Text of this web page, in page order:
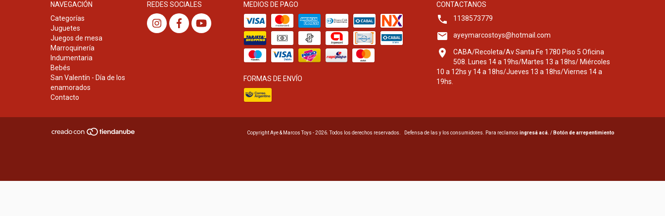
NAVEGACIÓN
Categorías
Juguetes
Juegos de mesa
Marroquinería
Indumentaria
Bebés
San Valentín - Día de los
enamorados
Contacto
REDES SOCIALES MEDIOS DE PAGO
FORMAS DE ENVÍO
CONTACTANOS
1138573779
ayeymarcostoys@hotmail.com
CABA/Recoleta/Av Santa Fe 1780 Piso 5 Oficina
508. Lunes 14 a 19hs/Martes 13 a 18hs/ Miércoles
10 a 12hs y 14 a 18hs/Jueves 13 a 18hs/Viernes 14 a
19hs.
Copyright Aye & Marcos Toys - 2026. Todos los derechos reservados. Defensa de las y los consumidores. Para reclamos ingresá acá. / Botón de arrepentimiento